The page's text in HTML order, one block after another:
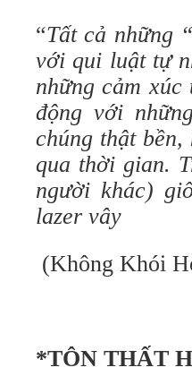
“Tất cả những
với qui luật tự
những cảm
động với
chúng thật
qua thời gian.
người khác)
lazer vây
(Không Khói
*TÔN THẤT